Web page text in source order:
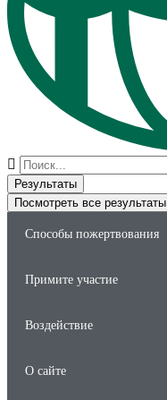
Поиск
...Результаты
Посмотреть все результаты
Способы пожертвования
Примите участие
Воздействие
О сайте